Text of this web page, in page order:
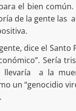
el bien común.
de la gente las
positiva.
dice el Santo
Sería
llevaría a la
un “genocidio